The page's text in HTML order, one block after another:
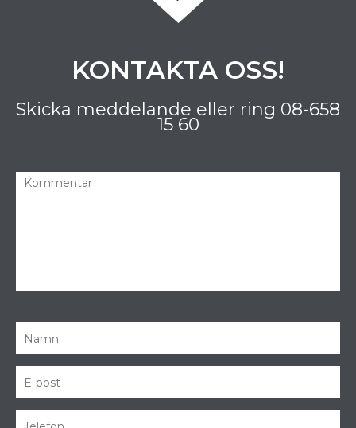
KONTAKTA OSS!
Skicka meddelande eller ring 08-658
15 60